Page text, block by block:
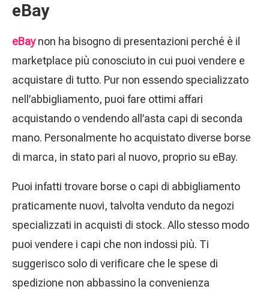
eBay
eBaynon ha bisogno di presentazioni perché è il
marketplace più conosciuto in cui puoi vendere e
acquistare di tutto. Pur non essendo specializzato
nell’abbigliamento, puoi fare ottimi affari
acquistando o vendendo all’asta capi di seconda
mano. Personalmente ho acquistato diverse borse
di marca, in stato pari al nuovo, proprio su eBay.
Puoi infatti trovare borse o capi di abbigliamento
praticamente nuovi, talvolta venduto da negozi
specializzati in acquisti di stock. Allo stesso modo
puoi vendere i capi che non indossi più. Ti
suggerisco solo di verificare che le spese di
spedizione non abbassino la convenienza